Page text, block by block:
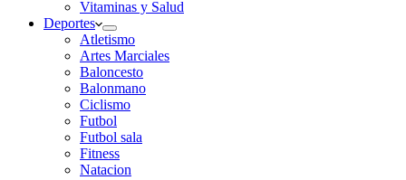
Vitaminas y Salud
Deportes
Atletismo
Artes Marciales
Baloncesto
Balonmano
Ciclismo
Futbol
Futbol sala
Fitness
Natacion